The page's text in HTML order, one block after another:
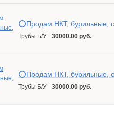
⭕️Продам НКТ, бурильные,
Трубы Б/У 30000.00 руб.
⭕️Продам НКТ, бурильные,
Трубы Б/У 30000.00 руб.